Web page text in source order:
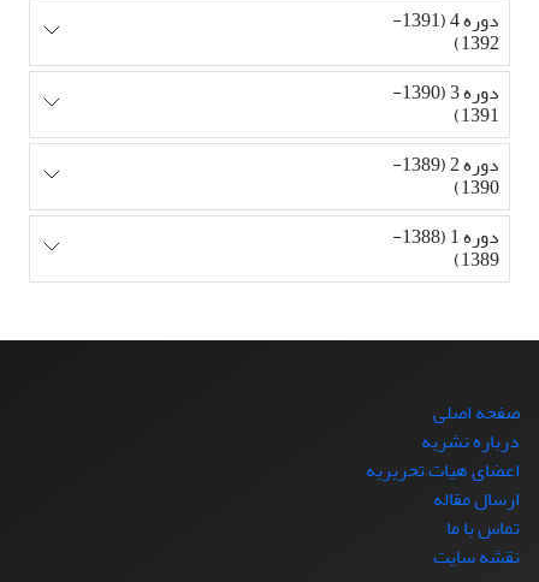
دوره 4 (1391-
1392)
دوره 3 (1390-
1391)
دوره 2 (1389-
1390)
دوره 1 (1388-
1389)
صفحه اصلی
درباره نشریه
اعضای هیات تحریریه
ارسال مقاله
تماس با ما
نقشه سایت